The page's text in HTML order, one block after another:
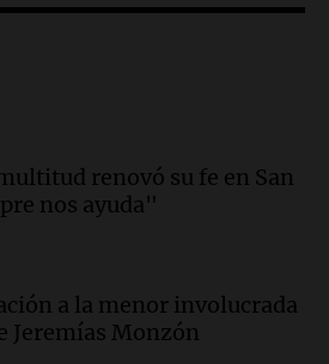
García Cueva llama a
en Buenos Aires
renovó su fe en San
nos ayuda"
a la menor involucrada
Jeremías Monzón